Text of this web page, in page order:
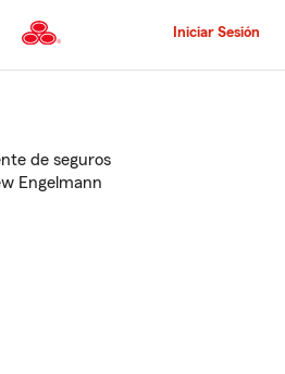
al
principal
Iniciar Sesión